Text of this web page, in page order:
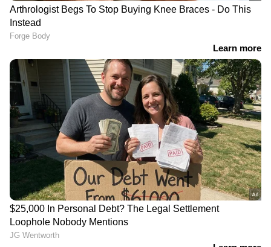
ഏഷ്യാനെറ്റ് ന്യൂസ് ലൈവ് കാണാം
LATEST VIDEOS